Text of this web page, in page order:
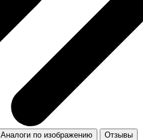
Аналоги по изображению Отзывы